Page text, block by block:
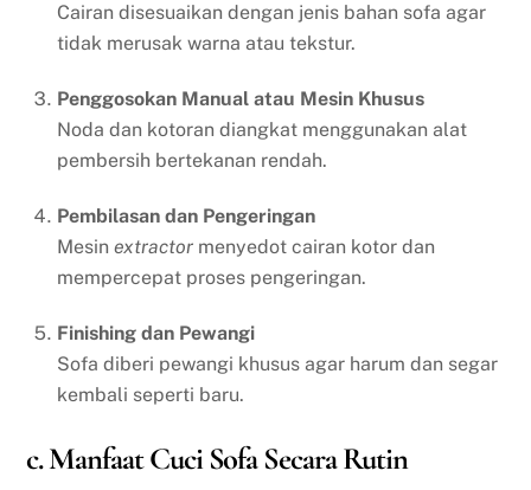
Cairan disesuaikan dengan jenis bahan sofa agar
tidak merusak warna atau tekstur.
Penggosokan Manual atau Mesin Khusus
Noda dan kotoran diangkat menggunakan alat
pembersih bertekanan rendah.
Pembilasan dan Pengeringan
Mesin extractor menyedot cairan kotor dan
mempercepat proses pengeringan.
Finishing dan Pewangi
Sofa diberi pewangi khusus agar harum dan segar
kembali seperti baru.
c. Manfaat Cuci Sofa Secara Rutin